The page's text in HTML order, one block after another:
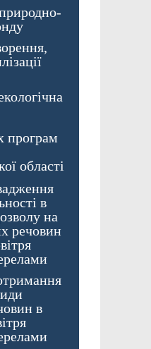
програм
області
в
на
речовин
в